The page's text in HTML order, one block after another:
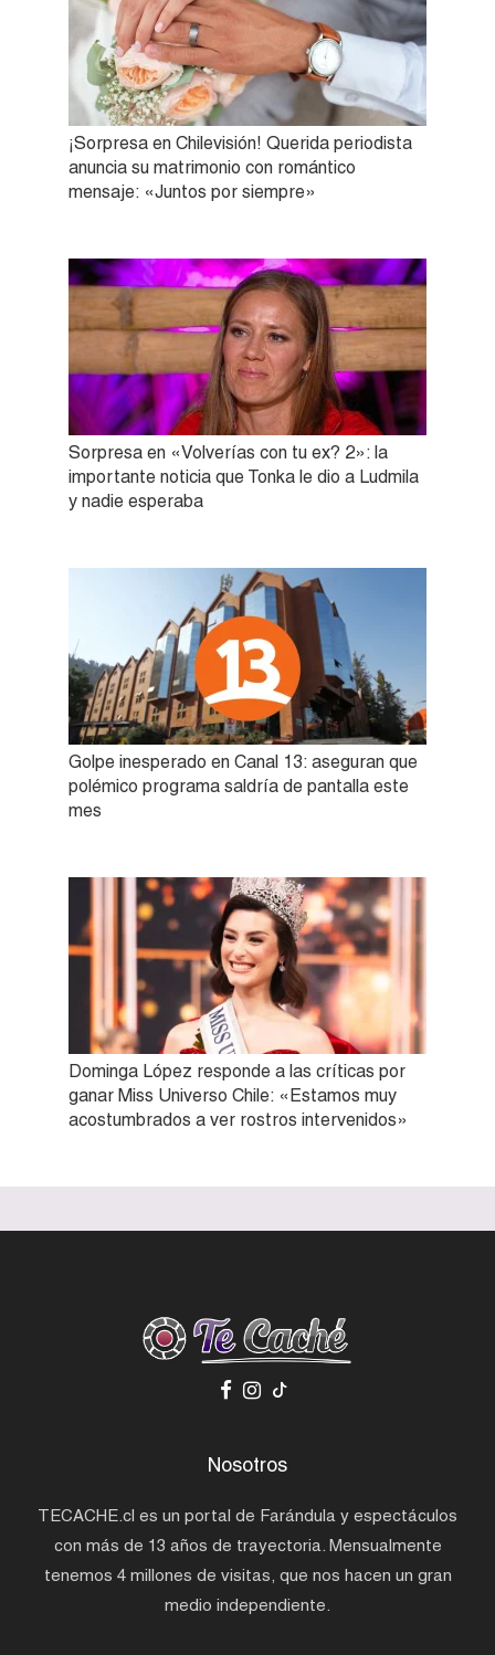
¡Sorpresa en Chilevisión! Querida periodista
anuncia su matrimonio con romántico
mensaje: «Juntos por siempre»
Sorpresa en «Volverías con tu ex? 2»: la
importante noticia que Tonka le dio a Ludmila
y nadie esperaba
Golpe inesperado en Canal 13: aseguran que
polémico programa saldría de pantalla este
mes
Dominga López responde a las críticas por
ganar Miss Universo Chile: «Estamos muy
acostumbrados a ver rostros intervenidos»
Nosotros
TECACHE.cl es un portal de Farándula y espectáculos
con más de 13 años de trayectoria. Mensualmente
tenemos 4 millones de visitas, que nos hacen un gran
medio independiente.